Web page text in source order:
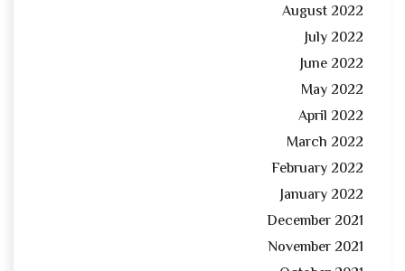
August 2022
July 2022
June 2022
May 2022
April 2022
March 2022
February 2022
January 2022
December 2021
November 2021